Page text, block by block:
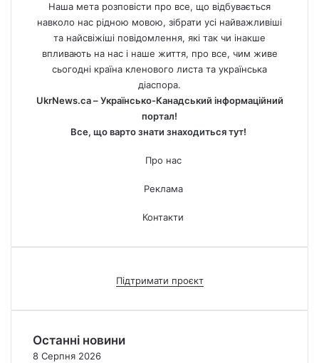
Наша мета розповісти про все, що відбувається
навколо нас рідною мовою, зібрати усі найважливіші
та найсвіжіші повідомлення, які так чи інакше
впливають на нас і наше життя, про все, чим живе
сьогодні країна кленового листа та українська
діаспора.
UkrNews.ca – Українсько-Канадський інформаційний
портал!
Все, що варто знати знаходиться тут!
Про нас
Реклама
Контакти
Підтримати проєкт
Останні новини
8 Серпня 2026